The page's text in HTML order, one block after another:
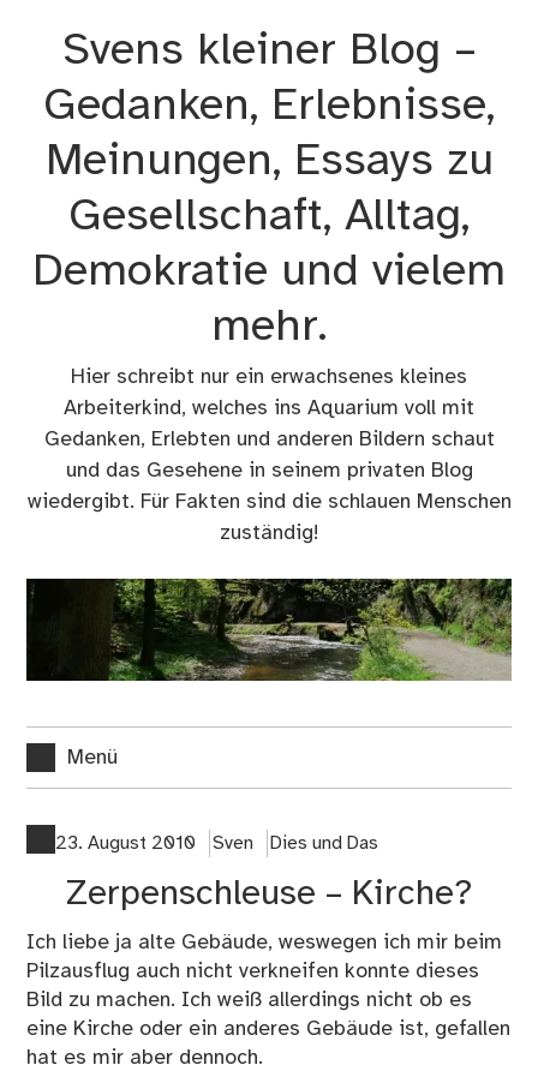
Svens kleiner Blog –
Gedanken, Erlebnisse,
Meinungen, Essays zu
Gesellschaft, Alltag,
Demokratie und vielem
mehr.
Hier schreibt nur ein erwachsenes kleines
Arbeiterkind, welches ins Aquarium voll mit
Gedanken, Erlebten und anderen Bildern schaut
und das Gesehene in seinem privaten Blog
wiedergibt. Für Fakten sind die schlauen Menschen
zuständig!
Menü
23. August 2010 Sven Dies und Das
Zerpenschleuse – Kirche?
Ich liebe ja alte Gebäude, weswegen ich mir beim
Pilzausflug auch nicht verkneifen konnte dieses
Bild zu machen. Ich weiß allerdings nicht ob es
eine Kirche oder ein anderes Gebäude ist, gefallen
hat es mir aber dennoch.